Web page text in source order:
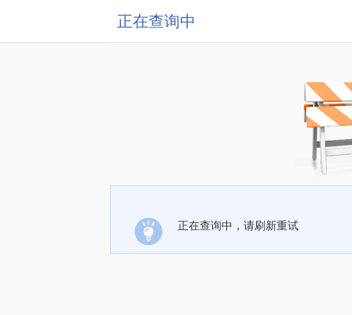
正在查询中
正在查询中，请刷新重试